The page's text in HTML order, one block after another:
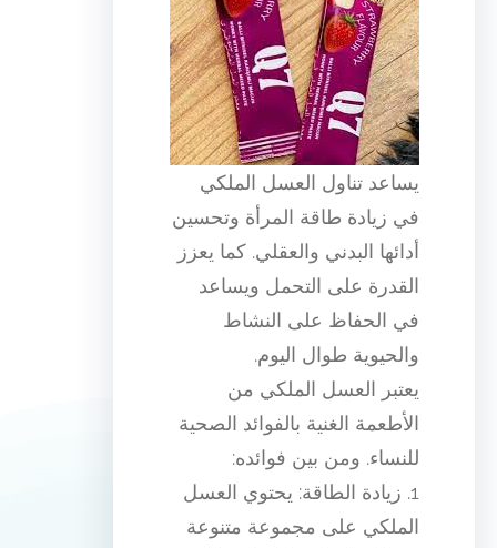
يساعد تناول العسل الملكي
في زيادة طاقة المرأة وتحسين
أدائها البدني والعقلي. كما يعزز
القدرة على التحمل ويساعد
في الحفاظ على النشاط
والحيوية طوال اليوم.
يعتبر العسل الملكي من
الأطعمة الغنية بالفوائد الصحية
للنساء. ومن بين فوائده:
1. زيادة الطاقة: يحتوي العسل
الملكي على مجموعة متنوعة